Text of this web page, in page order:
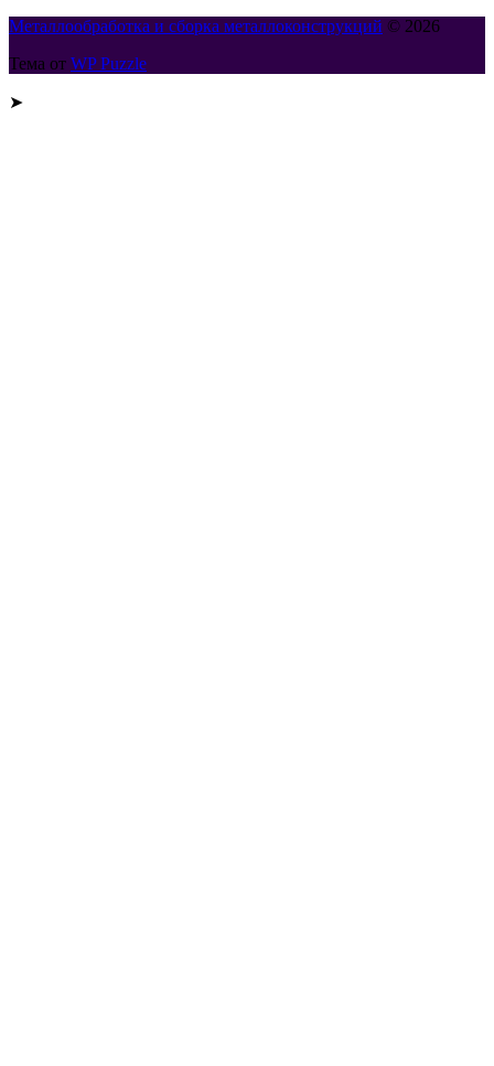
Металлообработка и сборка металлоконструкций © 2026
Тема от WP Puzzle
➤